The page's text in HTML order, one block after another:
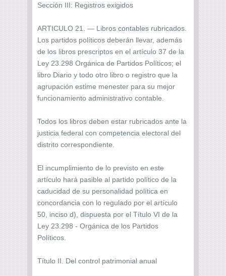
Sección III: Registros exigidos
ARTICULO 21. — Libros contables rubricados.
Los partidos políticos deberán llevar, además
de los libros prescriptos en el artículo 37 de la
Ley 23.298 Orgánica de Partidos Políticos; el
libro Diario y todo otro libro o registro que la
agrupación estime menester para su mejor
funcionamiento administrativo contable.
Todos los libros deben estar rubricados ante la
justicia federal con competencia electoral del
distrito correspondiente.
El incumplimiento de lo previsto en este
artículo hará pasible al partido político de la
caducidad de su personalidad política en
concordancia con lo regulado por el artículo
50, inciso d), dispuesta por el Título VI de la
Ley 23.298 - Orgánica de los Partidos
Políticos.
Título II. Del control patrimonial anual